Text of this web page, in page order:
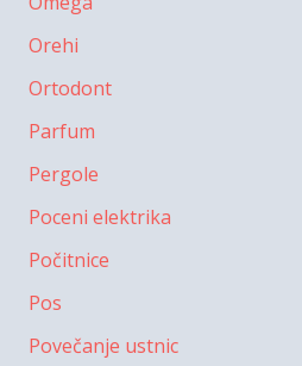
Orehi
Ortodont
Parfum
Pergole
Poceni elektrika
Počitnice
Pos
Povečanje ustnic